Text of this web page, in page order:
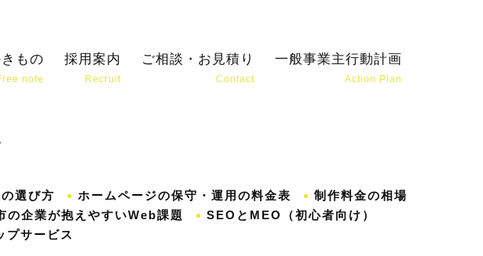
もの
note
採用案内
Recruit
ご相談・お見積り
Contact
一般事業主行動計画
Action Plan
選び方 ホームページの保守・運用の料金表
制作料金の相場
の企業が抱えやすいWeb課題
SEOとMEO（初心者向け）
プサービス